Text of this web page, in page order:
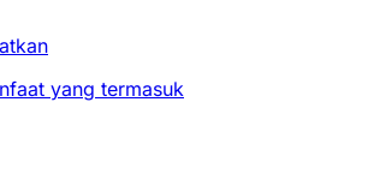
yang termasuk